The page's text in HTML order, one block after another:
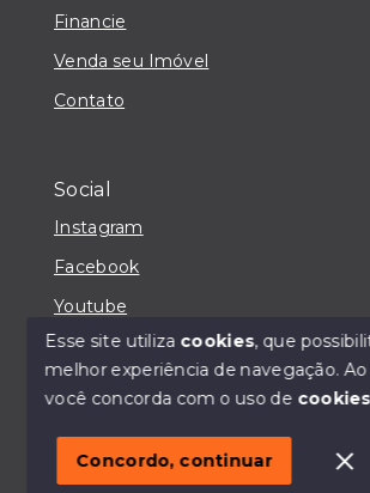
Olá! Estou disponível
Financie
Venda seu Imóvel
Contato
Social
Instagram
Facebook
Youtube
© Copyright 2026 - IMOBILIÁRIA
SITE PARA IMOBILIARIA
Esse site utiliza cookies, que
melhor experiência de navegação.
você concorda com o uso de cookies
Concordo, continuar